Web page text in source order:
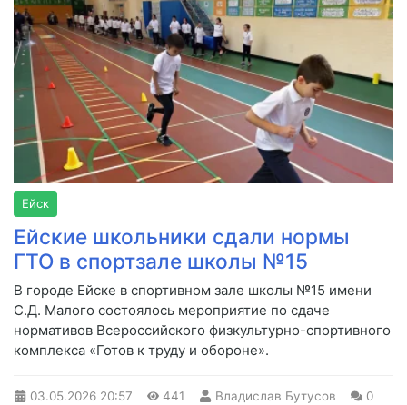
Ейск
Ейские школьники сдали нормы
ГТО в спортзале школы №15
В городе Ейске в спортивном зале школы №15 имени
С.Д. Малого состоялось мероприятие по сдаче
нормативов Всероссийского физкультурно-спортивного
комплекса «Готов к труду и обороне».
03.05.2026 20:57 441 Владислав Бутусов 0